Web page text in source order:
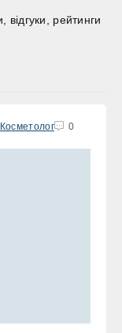
відгуки, рейтинги
Косметолог 0